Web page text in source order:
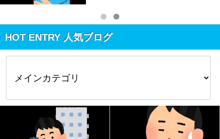
HOT ENTRY 人気ブログ